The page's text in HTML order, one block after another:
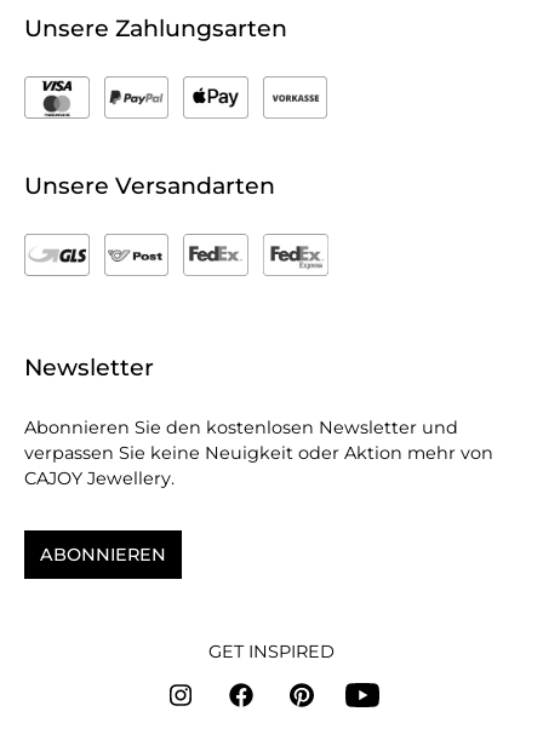
Unsere Zahlungsarten
Unsere Versandarten
Newsletter
Abonnieren Sie den kostenlosen Newsletter und
verpassen Sie keine Neuigkeit oder Aktion mehr von
CAJOY Jewellery.
ABONNIEREN
GET INSPIRED